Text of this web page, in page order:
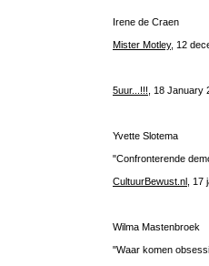
Irene de Craen
Mister Motley, 12
5uur...!!! , 18 January
Yvette Slotema
"Confronterende
CultuurBewust.nl ,
Wilma Mastenbroek
"Waar komen